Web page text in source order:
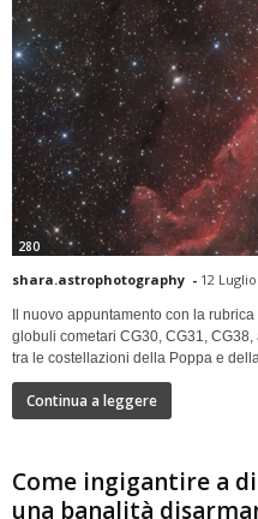
280
shara.astrophotography - 12
Il nuovo appuntamento con la
globuli cometari CG30, CG31,
tra le costellazioni della Poppa e
Continua a leggere
Come ingigantire a
una banalità